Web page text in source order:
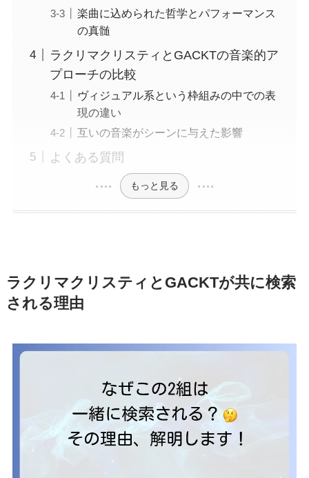
楽曲に込められた哲学とパフォーマンス
の真髄
ラクリマクリスティとGACKTの音楽的ア
プローチの比較
ヴィジュアル系という枠組みの中での表
現の違い
互いの音楽がシーンに与えた影響
よくある質問
もっと見る
ラクリマクリスティとGACKTが共に検索
される理由